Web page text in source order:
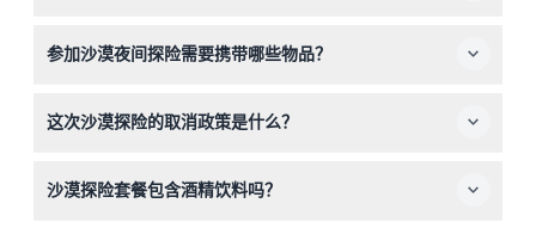
订过程中查询可用性。
参加沙漠夜间探险需要携带哪些物品？
巾不包含在内，如有需要建议自备。
这次沙漠探险的取消政策是什么？
费用。24小时内取消或未出现则需全额支付费用。
沙漠探险套餐包含酒精饮料吗？